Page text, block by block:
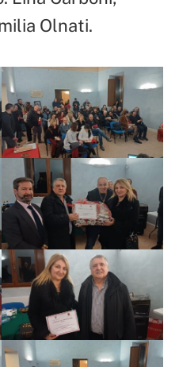
Olnati.